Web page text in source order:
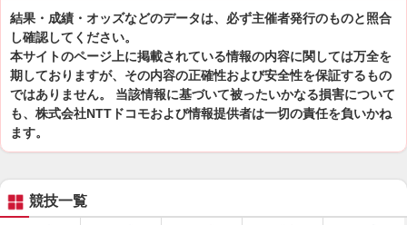
結果・成績・オッズなどのデータは、必ず主催者発行のものと照合
し確認してください。
本サイトのページ上に掲載されている情報の内容に関しては万全を
期しておりますが、その内容の正確性および安全性を保証するもの
ではありません。 当該情報に基づいて被ったいかなる損害について
も、株式会社NTTドコモおよび情報提供者は一切の責任を負いかね
ます。
競技一覧